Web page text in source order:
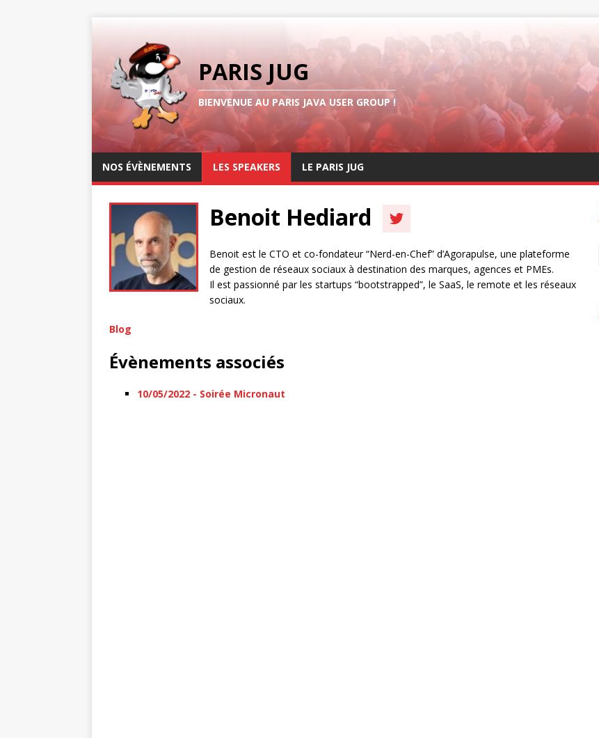
PARIS JUG
BIENVENUE AU PARIS JAVA USER GROUP !
NOS ÉVÈNEMENTS LES SPEAKERS LE PARIS JUG
Benoit Hediard
Benoit est le CTO et co-fondateur “Nerd-en-Chef” d’Agorapulse, une plateforme
de gestion de réseaux sociaux à destination des marques, agences et PMEs.
Il est passionné par les startups “bootstrapped”, le SaaS, le remote et les réseaux
sociaux.
Blog
Évènements associés
10/05/2022 - Soirée Micronaut